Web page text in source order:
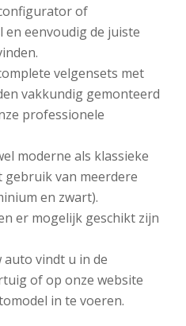
of
eenvoudig de juiste
velgensets met
vakkundig gemonteerd
professionele
moderne als klassieke
gebruik van meerdere
en zwart).
er mogelijk geschikt zijn
auto vindt u in de
of op onze website
in te voeren.